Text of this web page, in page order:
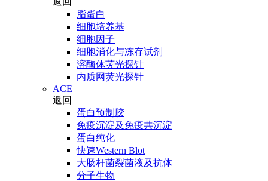
脂蛋白
细胞培养基
细胞因子
细胞消化与冻存试剂
溶酶体荧光探针
内质网荧光探针
ACE
返回
蛋白预制胶
免疫沉淀及免疫共沉淀
蛋白纯化
快速Western Blot
大肠杆菌裂菌液及抗体
分子生物